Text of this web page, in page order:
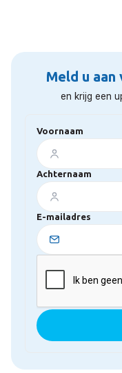
Meld u
en krijg een
Voornaam
Achternaam
E-mailadres